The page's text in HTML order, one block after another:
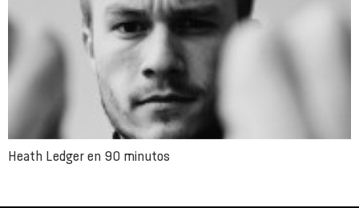
Heath Ledger en 90 minutos